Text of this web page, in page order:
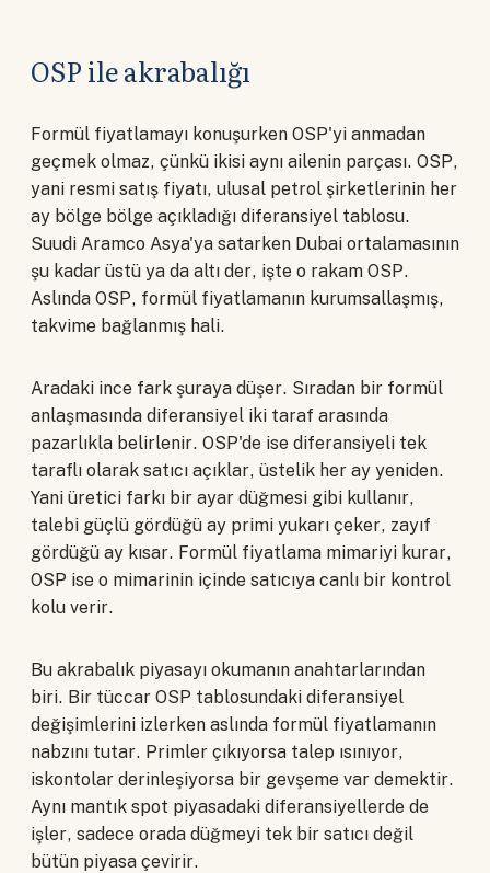
OSP ile akrabalığı
Formül fiyatlamayı konuşurken OSP'yi anmadan
geçmek olmaz, çünkü ikisi aynı ailenin parçası. OSP,
yani resmi satış fiyatı, ulusal petrol şirketlerinin her
ay bölge bölge açıkladığı diferansiyel tablosu.
Suudi Aramco Asya'ya satarken Dubai ortalamasının
şu kadar üstü ya da altı der, işte o rakam OSP.
Aslında OSP, formül fiyatlamanın kurumsallaşmış,
takvime bağlanmış hali.
Aradaki ince fark şuraya düşer. Sıradan bir formül
anlaşmasında diferansiyel iki taraf arasında
pazarlıkla belirlenir. OSP'de ise diferansiyeli tek
taraflı olarak satıcı açıklar, üstelik her ay yeniden.
Yani üretici farkı bir ayar düğmesi gibi kullanır,
talebi güçlü gördüğü ay primi yukarı çeker, zayıf
gördüğü ay kısar. Formül fiyatlama mimariyi kurar,
OSP ise o mimarinin içinde satıcıya canlı bir kontrol
kolu verir.
Bu akrabalık piyasayı okumanın anahtarlarından
biri. Bir tüccar OSP tablosundaki diferansiyel
değişimlerini izlerken aslında formül fiyatlamanın
nabzını tutar. Primler çıkıyorsa talep ısınıyor,
iskontolar derinleşiyorsa bir gevşeme var demektir.
Aynı mantık spot piyasadaki diferansiyellerde de
işler, sadece orada düğmeyi tek bir satıcı değil
bütün piyasa çevirir.